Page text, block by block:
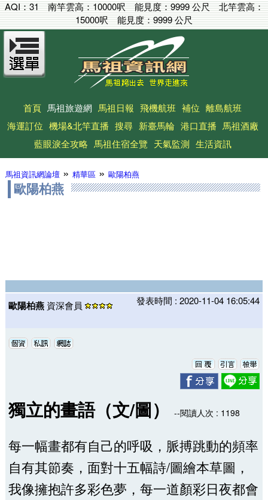
AQI：31 南竿雲高：10000呎能見度：9999 公尺北竿雲高：
15000呎能見度：9999 公尺
首頁 馬祖旅遊網 馬祖日報 飛機航班 補位 離島航班
海運訂位 機場&北竿直播 搜尋 新臺馬輪 港口直播 馬祖酒廠
藍眼淚全攻略 馬祖住宿全覽 天氣監測 生活資訊
馬祖資訊網論壇» 精華區» 歐陽柏燕
歐陽柏燕
歐陽柏燕 資深會員 發表時間 : 2020-11-04 16:05:44
獨立的畫語（文/圖） --閱讀人次 : 1198
每一幅畫都有自己的呼吸，脈搏跳動的頻率
自有其節奏，面對十五幅詩/圖繪本草圖，
我像擁抱許多彩色夢，每一道顏彩日夜都會